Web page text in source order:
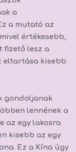
a
a mutató az
értékesebb,
fizető lesz a
eltartása kisebb
gondoljanak
lennének a
az egy lakosra
kisebb az egy
Ez a Kína úgy